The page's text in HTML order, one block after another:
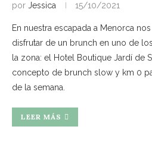
por Jessica 15/10/2021
En nuestra escapada a Menorca
disfrutar de un brunch en uno de
la zona: el Hotel Boutique Jardí de
concepto de brunch slow y km 0
de la semana.
LEER MÁS